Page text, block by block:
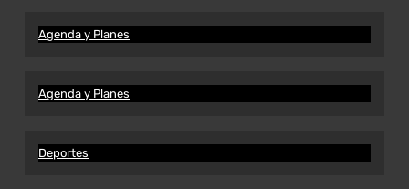
Agenda y Planes
Agenda y Planes
Deportes